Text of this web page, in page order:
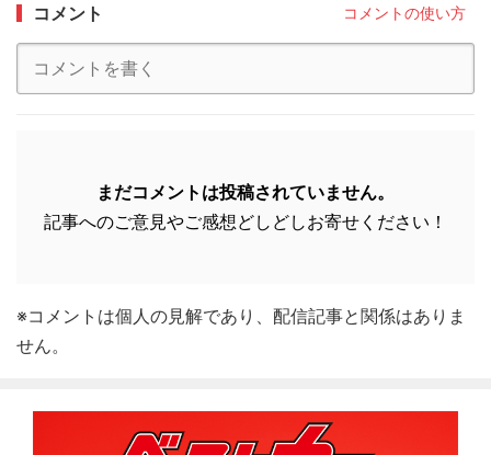
コメント コメントの使い方
まだコメントは投稿されていません。
記事へのご意見やご感想どしどしお寄せください！
※コメントは個人の見解であり、配信記事と関係はありま
せん。